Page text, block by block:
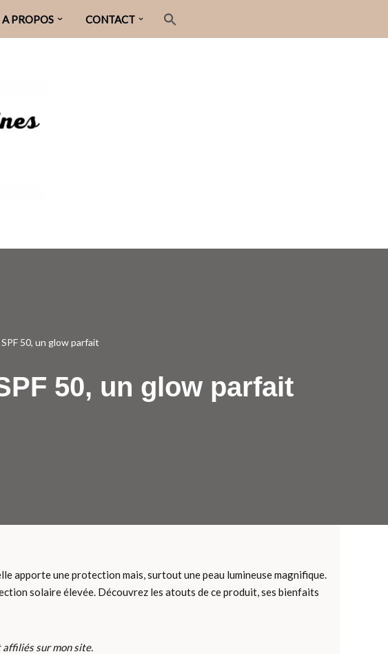
A PROPOS CONTACT
50, un glow parfait
50, un glow parfait
apporte une protection mais, surtout une peau lumineuse magnifique.
solaire élevée. Découvrez les atouts de ce produit, ses bienfaits
affiliés sur mon site.